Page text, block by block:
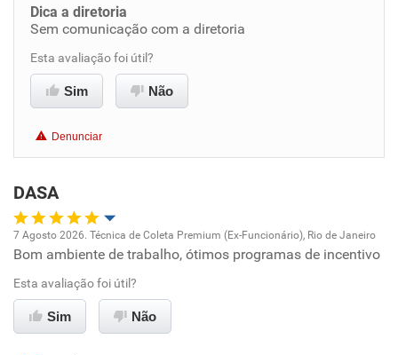
Não recomenda esta empresa
Não recomenda a diretoria
Dica a diretoria
Sem comunicação com a diretoria
Esta avaliação foi útil?
Sim Não
Denunciar
DASA
Oportunidade de promoção
Ambiente de trabalho
7 Agosto 2026. Técnica de Coleta Premium (Ex-Funcionário), Rio de Janeiro
Bom ambiente de trabalho, ótimos programas de incentivo
Esta avaliação foi útil?
Sim Não